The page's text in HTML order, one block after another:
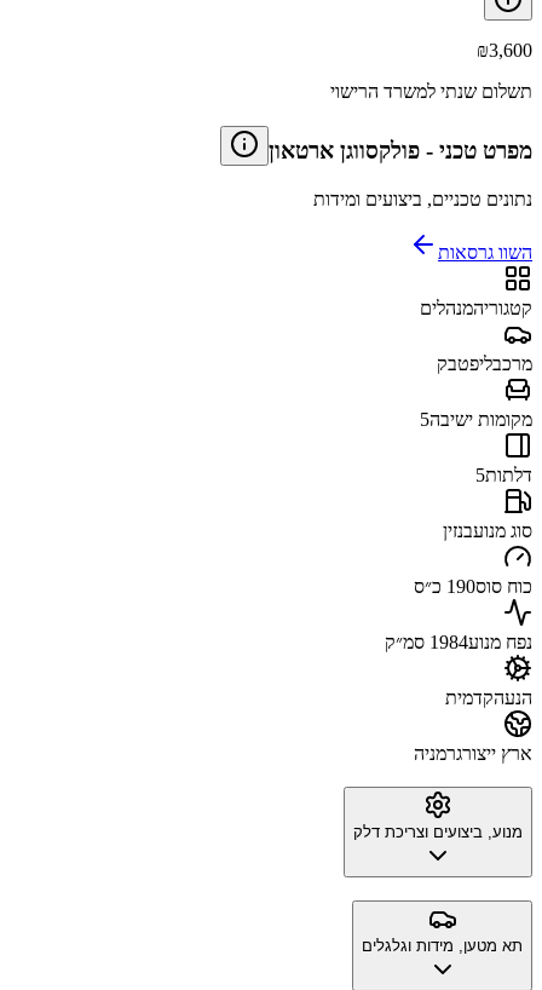
₪3,600
תשלום שנתי למשרד הרישוי
מפרט טכני - פולקסווגן ארטאון
נתונים טכניים, ביצועים ומידות
השוו גרסאות
קטגוריהמנהלים
מרכבליפטבק
מקומות ישיבה5
דלתות5
סוג מנועבנזין
כוח סוס190 כ״ס
נפח מנוע1984 סמ״ק
הנעהקדמית
ארץ ייצורגרמניה
מנוע, ביצועים וצריכת דלק
תא מטען, מידות וגלגלים